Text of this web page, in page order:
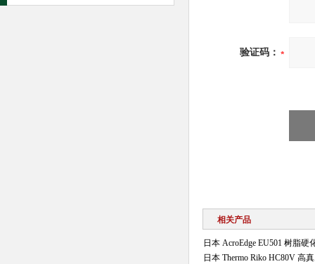
验证码：
相关产品
日本 AcroEdge EU501 树脂硬
日本 Thermo Riko HC80V 高